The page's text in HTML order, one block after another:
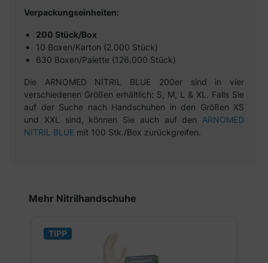
Verpackungseinheiten:
200 Stück/Box
10 Boxen/Karton (2.000 Stück)
630 Boxen/Palette (126.000 Stück)
Die ARNOMED NITRIL BLUE 200er sind in vier
verschiedenen Größen erhältlich: S, M, L & XL. Falls Sie
auf der Suche nach Handschuhen in den Größen XS
und XXL sind, können Sie auch auf den ARNOMED
NITRIL BLUE mit 100 Stk./Box zurückgreifen.
Produktgalerie überspringen
Mehr Nitrilhandschuhe
TIPP